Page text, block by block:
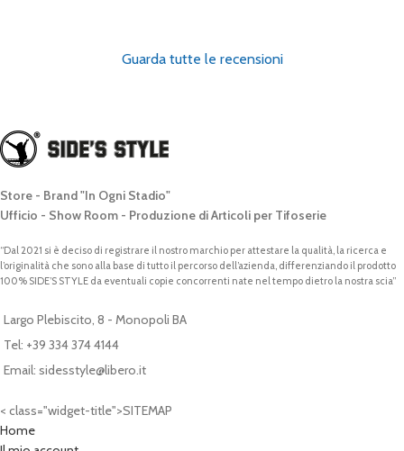
Guarda tutte le recensioni
Store - Brand "In Ogni Stadio"
Ufficio - Show Room - Produzione di Articoli per Tifoserie
“Dal 2021 si è deciso di registrare il nostro marchio per attestare la qualità, la ricerca e
l’originalità che sono alla base di tutto il percorso dell’azienda, differenziando il prodotto
100% SIDE’S STYLE da eventuali copie concorrenti nate nel tempo dietro la nostra scia”
Largo Plebiscito, 8 - Monopoli BA
Tel: +39 334 374 4144
Email: sidesstyle@libero.it
< class="widget-title">SITEMAP
Home